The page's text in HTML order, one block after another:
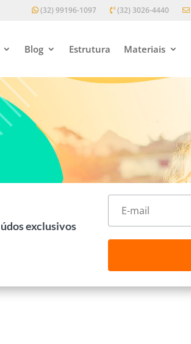
(32) 99196-1097 (32) 3026-4440
Blog Estrutura Materiais
exclusivos